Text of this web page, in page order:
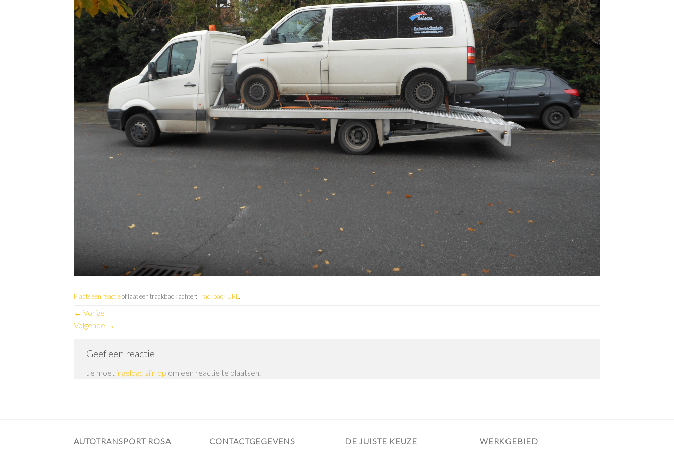
Plaats een reactieof laat een trackback achter:Trackback URL.
← Vorige
Volgende →
Geef een reactie
Je moet ingelogd zijn op om een reactie te plaatsen.
AUTOTRANSPORT ROSA CONTACTGEGEVENS DE JUISTE KEUZE WERKGEBIED